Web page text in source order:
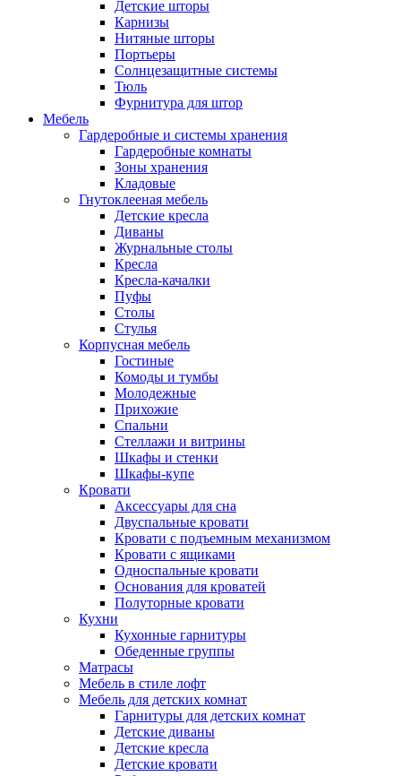
Детские шторы
Карнизы
Нитяные шторы
Портьеры
Солнцезащитные системы
Тюль
Фурнитура для штор
Мебель
Гардеробные и системы хранения
Гардеробные комнаты
Зоны хранения
Кладовые
Гнутоклееная мебель
Детские кресла
Диваны
Журнальные столы
Кресла
Кресла-качалки
Пуфы
Столы
Стулья
Корпусная мебель
Гостиные
Комоды и тумбы
Молодежные
Прихожие
Спальни
Стеллажи и витрины
Шкафы и стенки
Шкафы-купе
Кровати
Аксессуары для сна
Двуспальные кровати
Кровати с подъемным механизмом
Кровати с ящиками
Односпальные кровати
Основания для кроватей
Полуторные кровати
Кухни
Кухонные гарнитуры
Обеденные группы
Матрасы
Мебель в стиле лофт
Мебель для детских комнат
Гарнитуры для детских комнат
Детские диваны
Детские кресла
Детские кровати